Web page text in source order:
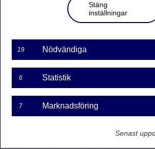
Pressmeddelande | 2015-02-10 09:00
att expandera ytterligare och utgöra en
ekonomin. Men Sverige har också en
som fortsätter att leva vidare.
Även om industrins bidrag till BNP
som allt färre arbetar inom industrin,
industriproduktionen att öka. De
dag har en stark ställning kommer
en fortsatt avindustrialisering.
Stäng
inställningar
19 Nödvändiga
6 Statistik
7 Marknadsföring
Senast